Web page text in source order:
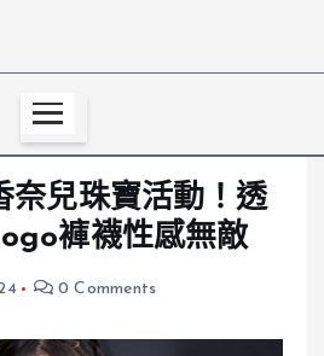
奈兒珠寶活動！透
褲襪性感無敵
0 Comments